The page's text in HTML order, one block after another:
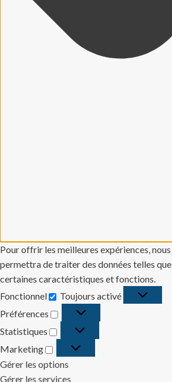
Pour offrir les meilleures expériences,
permettra de traiter des données telles
certaines caractéristiques et fonctions.
Fonctionnel
Fonctionnel
Toujours activé
Préférences
Préférences
Statistiques
Statistiques
Marketing
Marketing
Gérer les options
Gérer les services